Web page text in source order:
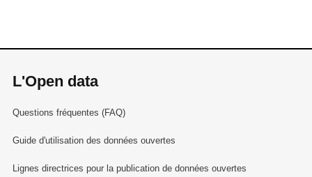
L'Open data
Questions fréquentes (FAQ)
Guide d'utilisation des données ouvertes
Lignes directrices pour la publication de données ouvertes